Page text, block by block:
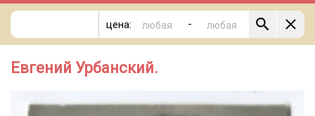
цена: -
Евгений Урбанский.